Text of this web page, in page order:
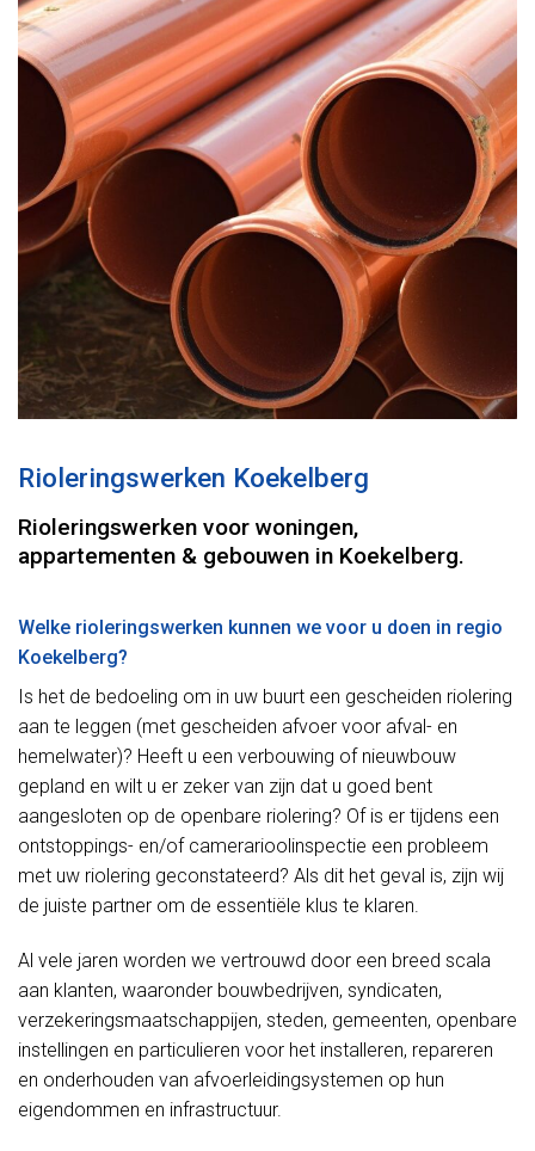
Rioleringswerken Koekelberg
Rioleringswerken voor woningen,
appartementen & gebouwen in Koekelberg.
Welke rioleringswerken kunnen we voor u doen in regio
Koekelberg?
Is het de bedoeling om in uw buurt een gescheiden riolering
aan te leggen (met gescheiden afvoer voor afval- en
hemelwater)? Heeft u een verbouwing of nieuwbouw
gepland en wilt u er zeker van zijn dat u goed bent
aangesloten op de openbare riolering? Of is er tijdens een
ontstoppings- en/of camerarioolinspectie een probleem
met uw riolering geconstateerd? Als dit het geval is, zijn wij
de juiste partner om de essentiële klus te klaren.
Al vele jaren worden we vertrouwd door een breed scala
aan klanten, waaronder bouwbedrijven, syndicaten,
verzekeringsmaatschappijen, steden, gemeenten, openbare
instellingen en particulieren voor het installeren, repareren
en onderhouden van afvoerleidingsystemen op hun
eigendommen en infrastructuur.